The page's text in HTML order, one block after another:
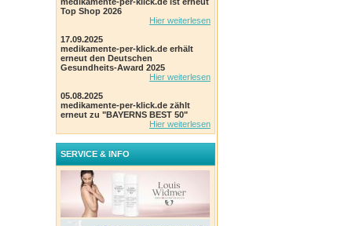
Top Shop 2026
Hier weiterlesen
17.09.2025
medikamente-per-klick.de erhält
erneut den Deutschen
Gesundheits-Award 2025
Hier weiterlesen
05.08.2025
medikamente-per-klick.de zählt
erneut zu "BAYERNS BEST 50"
Hier weiterlesen
SERVICE & INFO